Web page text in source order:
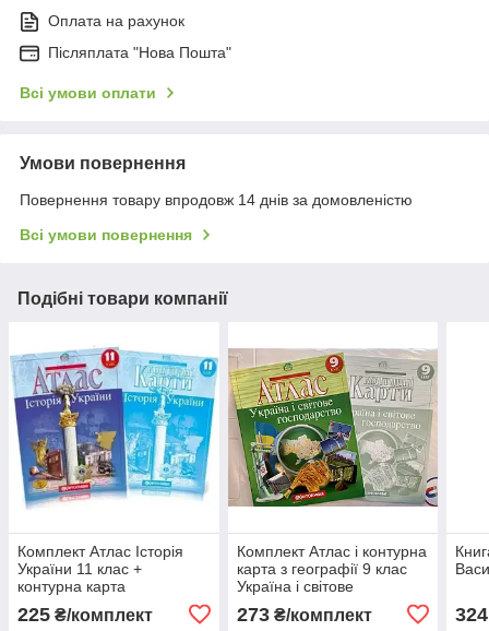
Оплата на рахунок
Післяплата "Нова Пошта"
Всі умови оплати
Умови повернення
Повернення товару впродовж 14 днів за домовленістю
Всі умови повернення
Подібні товари компанії
Комплект Атлас Історія
України 11 клас +
контурна карта
225 ₴/комплект
Комплект Атлас і контурна
карта з географії 9 клас
Україна і світове
Картографія
273₴/комплект 324